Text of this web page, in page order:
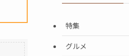
特集
グルメ